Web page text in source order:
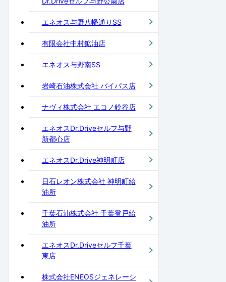
エネオス与野八幡通りSS
有限会社中村鉱油店
エネオス与野南SS
岩崎石油株式会社 バイパス店
ナヴィ株式会社 エコノ鈴谷店
エネオスDr.Driveセルフ与野
新都心店
エネオスDr.Drive神明町店
日石レオン株式会社 神明町給
油所
千葉石油株式会社 千葉登戸給
油所
エネオスDr.Driveセルフ千葉
東店
株式会社ENEOSジェネレーシ